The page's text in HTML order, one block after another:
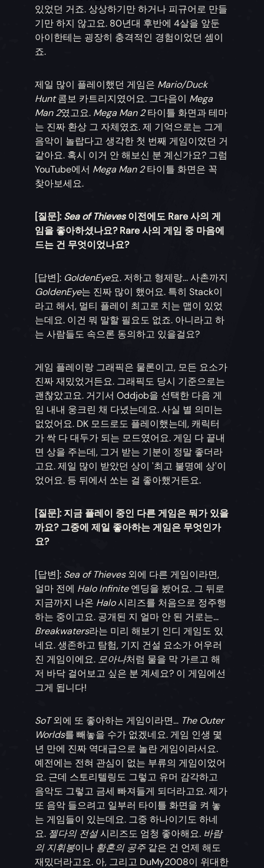
있었던 거죠. 상상하기만 하거나 피규어로 만들
기만 하지 않고요. 80년대 후반에 4살을 앞둔
아이한테는 굉장히 충격적인 경험이었던 셈이
죠.
제일 많이 플레이했던 게임은 Mario/Duck
Hunt콤보 카트리지였어요. 그다음이 Mega
Man 2였고요. Mega Man 2타이틀 화면과 테마
는 진짜 환상 그 자체였죠. 제 기억으로는 그게
음악이 놀랍다고 생각한 첫 번째 게임이었던 거
같아요. 혹시 이거 안 해보신 분 계신가요? 그럼
YouTube에서 Mega Man 2타이틀 화면은 꼭
찾아보세요.
[질문]: Sea of Thieves이전에도 Rare 사의 게
임을 좋아하셨나요? Rare 사의 게임 중 마음에
드는 건 무엇이었나요?
[답변]: GoldenEye요. 저하고 형제랑... 사촌까지
GoldenEye는 진짜 많이 했어요. 특히 Stack이
라고 해서, 멀티 플레이 최고로 치는 맵이 있었
는데요. 이건 뭐 말할 필요도 없죠. 아니라고 하
는 사람들도 속으론 동의하고 있을걸요?
게임 플레이랑 그래픽은 물론이고, 모든 요소가
진짜 재밌었거든요. 그래픽도 당시 기준으로는
괜찮았고요. 거기서 Oddjob을 선택한 다음 게
임 내내 웅크린 채 다녔는데요. 사실 별 의미는
없었어요. DK 모드로도 플레이했는데, 캐릭터
가 싹 다 대두가 되는 모드였어요. 게임 다 끝내
면 상을 주는데, 그거 받는 기분이 정말 좋더라
고요. 제일 많이 받았던 상이 '최고 불명예 상'이
었어요. 등 뒤에서 쏘는 걸 좋아했거든요.
[질문]: 지금 플레이 중인 다른 게임은 뭐가 있을
까요? 그중에 제일 좋아하는 게임은 무엇인가
요?
[답변]: Sea of Thieves외에 다른 게임이라면,
얼마 전에 Halo Infinite엔딩을 봤어요. 그 뒤로
지금까지 나온 Halo시리즈를 처음으로 정주행
하는 중이고요. 공개된 지 얼마 안 된 거로는...
Breakwaters라는 미리 해보기 인디 게임도 있
네요. 생존하고 탐험, 기지 건설 요소가 어우러
진 게임이에요. 모아나처럼 물을 막 가르고 해
저 바닥 걸어보고 싶은 분 계세요? 이 게임에선
그게 됩니다!
SoT외에 또 좋아하는 게임이라면... The Outer
Worlds를 빼놓을 수가 없겠네요. 게임 인생 몇
년 만에 진짜 역대급으로 놀란 게임이라서요.
예전에는 전혀 관심이 없는 부류의 게임이었어
요. 근데 스토리텔링도 그렇고 유머 감각하고
음악도 그렇고 금세 빠져들게 되더라고요. 제가
또 음악 들으려고 일부러 타이틀 화면을 켜 놓
는 게임들이 있는데요. 그중 하나이기도 하네
요. 젤다의 전설시리즈도 엄청 좋아해요. 바람
의 지휘봉이나 황혼의 공주같은 건 언제 해도
재밌더라고요. 아, 그리고 DuMy2008이 위대한